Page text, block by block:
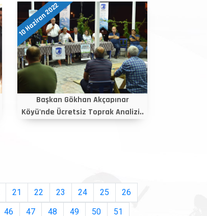
10 Haziran 2022
Başkan Gökhan Akçapınar
Köyü'nde Ücretsiz Toprak Analizi..
21 22 23 24 25
26
46 47 48 49 50
51